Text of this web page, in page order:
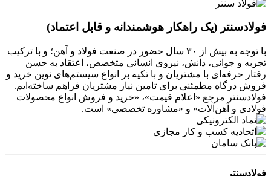
فولادسنتر (یک راهکار هوشمندانه و قابل اعتماد)
با توجه به بیش از ۳۰ سال حضور در صنعت فولاد و آهن؛ و با ترکیب
تجربه و جوانی، دانش، نیروی انسانی متخصص، اعتقاد به حسن
رفتار حرفه‌ای با مشتریان و با تکیه بر انواع سیستم‌های نوین خرید و
فروش درگاه مطمئنی برای تامین نیاز مشتریان فراهم ساخته‌ایم.
فولادسنتر مرجع «اعلام قیمت»، «خرید و فروش انواع محصولات
فولادی و آهن‌آلات» و «مشاوره تخصصی» است.
فولادسنتر